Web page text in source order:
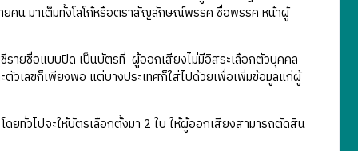
ยคน มาเต็มทั้งโลโก้หรือตราสัญลักษณ์พรรค ชื่อพรรค หน้าผู้
ายชื่อแบบปิด เป็นบัตรที่ ผู้ออกเสียงไม่มีอิสระเลือกตัวบุคคล
เลขก็เพียงพอ แต่บางประเทศก็ใส่ไปด้วยเพื่อเพิ่มข้อมูลแก่ผู้
ทั่วไปจะให้บัตรเลือกตั้งมา 2 ใบ ให้ผู้ออกเสียงสามารถตัดสิน